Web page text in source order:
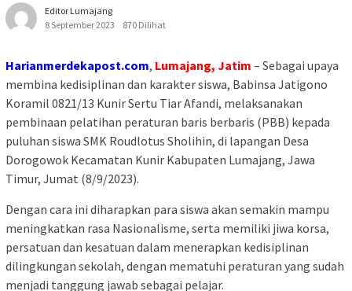
Editor Lumajang
8 September 2023
870 Dilihat
Harianmerdekapost.com, Lumajang, Jatim – Sebagai upaya
membina kedisiplinan dan karakter siswa, Babinsa Jatigono
Koramil 0821/13 Kunir Sertu Tiar Afandi, melaksanakan
pembinaan pelatihan peraturan baris berbaris (PBB) kepada
puluhan siswa SMK Roudlotus Sholihin, di lapangan Desa
Dorogowok Kecamatan Kunir Kabupaten Lumajang, Jawa
Timur, Jumat (8/9/2023).
Dengan cara ini diharapkan para siswa akan semakin mampu
meningkatkan rasa Nasionalisme, serta memiliki jiwa korsa,
persatuan dan kesatuan dalam menerapkan kedisiplinan
dilingkungan sekolah, dengan mematuhi peraturan yang sudah
menjadi tanggung jawab sebagai pelajar.